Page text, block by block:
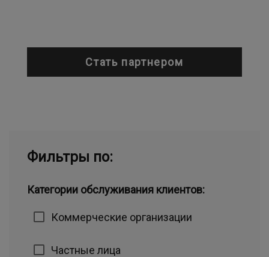
Стать партнером
Фильтры по:
Категории обслуживания клиентов:
Коммерческие организации
Частные лица